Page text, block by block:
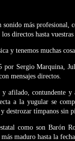
más profesional,
directos hasta vuestras
y tenemos muchas
por Sergio Marquina,
mensajes directos.
contundente y
a la yugular se
destrozar tímpanos sin
como son Barón
maduro hasta la